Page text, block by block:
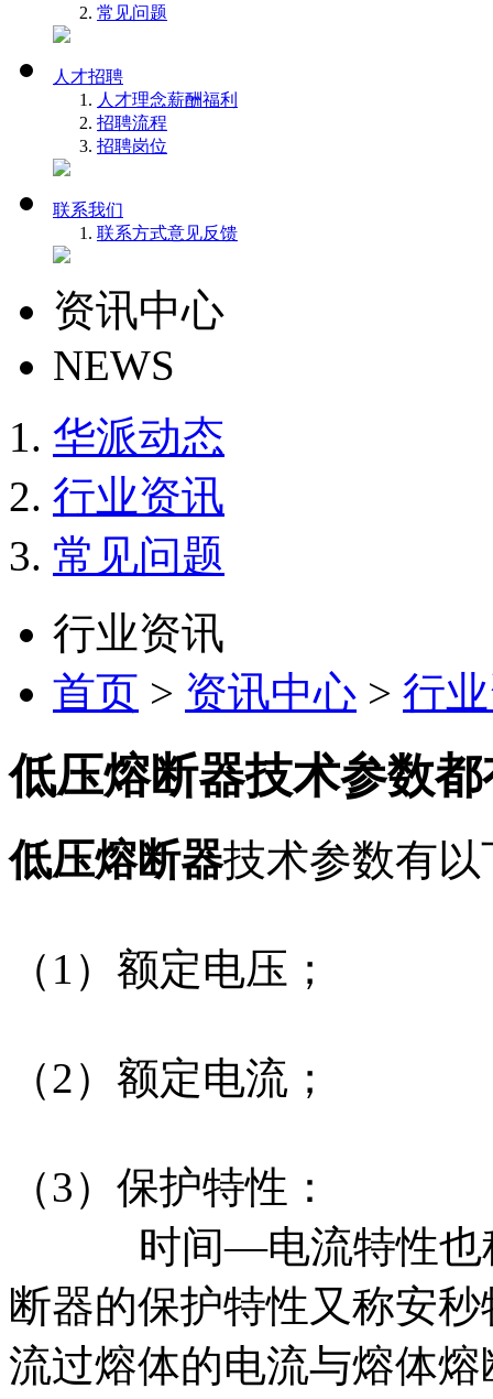
常见问题
人才招聘
人才理念薪酬福利
招聘流程
招聘岗位
联系我们
联系方式意见反馈
资讯中心
NEWS
华派动态
行业资讯
常见问题
行业资讯
首页 > 资讯中心 > 行
低压熔断器技术参数
低压熔断器技术参数有
（1）额定电压；
（2）额定电流；
（3）保护特性：
时间—电流特性也称
断器的保护特性又称安
流过熔体的电流与熔体